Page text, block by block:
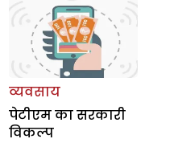
व्यवसाय
पेटीएम का सरकारी
विकल्प